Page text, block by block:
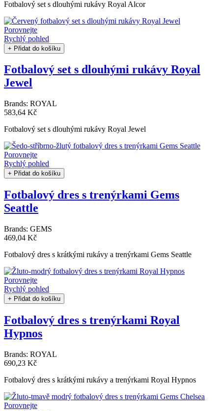
Fotbalový set s dlouhými rukávy Royal Alcor
Porovnejte
Rychlý pohled
+ Přidat do košíku
Fotbalový set s dlouhými rukávy Royal
Jewel
Brands: ROYAL
583,64 Kč
Fotbalový set s dlouhými rukávy Royal Jewel
Porovnejte
Rychlý pohled
+ Přidat do košíku
Fotbalový dres s trenýrkami Gems
Seattle
Brands: GEMS
469,04 Kč
Fotbalový dres s krátkými rukávy a trenýrkami Gems Seattle
Porovnejte
Rychlý pohled
+ Přidat do košíku
Fotbalový dres s trenýrkami Royal
Hypnos
Brands: ROYAL
690,23 Kč
Fotbalový dres s krátkými rukávy a trenýrkami Royal Hypnos
Porovnejte